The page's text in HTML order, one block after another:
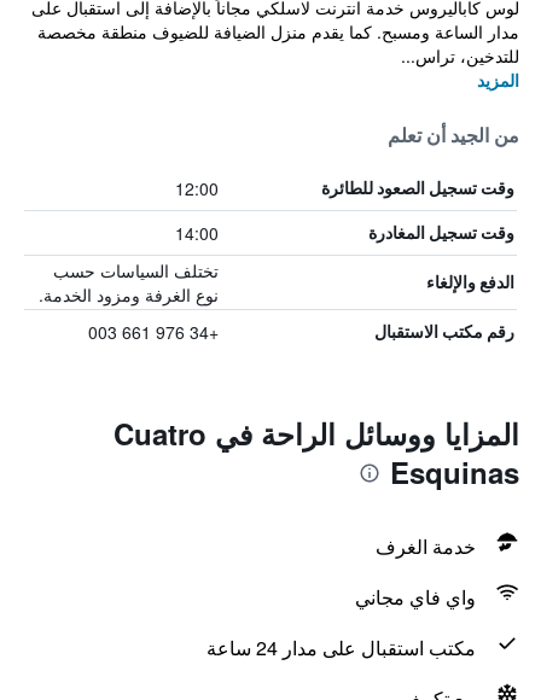
لوس كاباليروس خدمة انترنت لاسلكي مجاناً بالإضافة إلى استقبال على
مدار الساعة ومسبح. كما يقدم منزل الضيافة للضيوف منطقة مخصصة
للتدخين، تراس...
المزيد
من الجيد أن تعلم
وقت تسجيل الصعود للطائرة 12:00
وقت تسجيل المغادرة 14:00
الدفع والإلغاء
تختلف السياسات حسب
نوع الغرفة ومزود الخدمة.
رقم مكتب الاستقبال +34 976 661 003
المزايا ووسائل الراحة في Cuatro
Esquinas
خدمة الغرف
واي فاي مجاني
مكتب استقبال على مدار 24 ساعة